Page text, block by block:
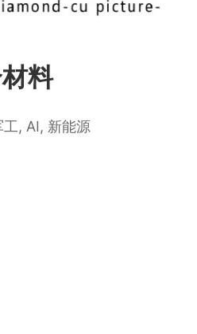
料
, AI, 新能源